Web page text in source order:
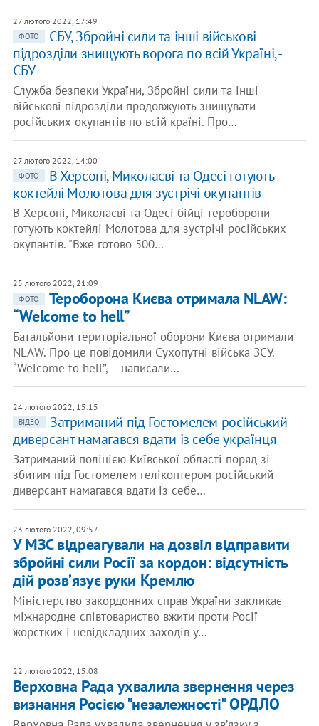
27 лютого 2022, 17:49
ФОТО
​​СБУ, Збройні сили та інші військові
підрозділи знищують ворога по всій Україні, -
СБУ
Служба безпеки України, Збройні сили та інші
військові підрозділи продовжують знищувати
російських окупантів по всій країні. Про…
27 лютого 2022, 14:00
ФОТО
В Херсоні, Миколаєві та Одесі готують
коктейлі Молотова для зустрічі окупантів
В Херсоні, Миколаєві та Одесі бійці тероборони
готують коктейлі Молотова для зустрічі російських
окупантів. "Вже готово 500…
25 лютого 2022, 21:09
ФОТО
Тероборона Києва отримала NLAW:
“Welcome to hell”
Батальйони територіальної оборони Києва отримали
NLAW. Про це повідомили Сухопутні війська ЗСУ.
“Welcome to hell”, – написали…
24 лютого 2022, 15:15
ВІДЕО
Затриманий під Гостомелем російський
диверсант намагався вдати із себе українця
Затриманий поліцією Київської області поряд зі
збитим під Гостомелем гелікоптером російський
диверсант намагався вдати із себе…
23 лютого 2022, 09:57
У МЗС відреагували на дозвіл відправити
збройні сили Росії за кордон: відсутність
дій розвʼязує руки Кремлю
Міністерство закордонних справ України закликає
міжнародне співтовариство вжити проти Росії
жорстких і невідкладних заходів у…
22 лютого 2022, 15:08
Верховна Рада ухвалила звернення через
визнання Росією "незалежності" ОРДЛО